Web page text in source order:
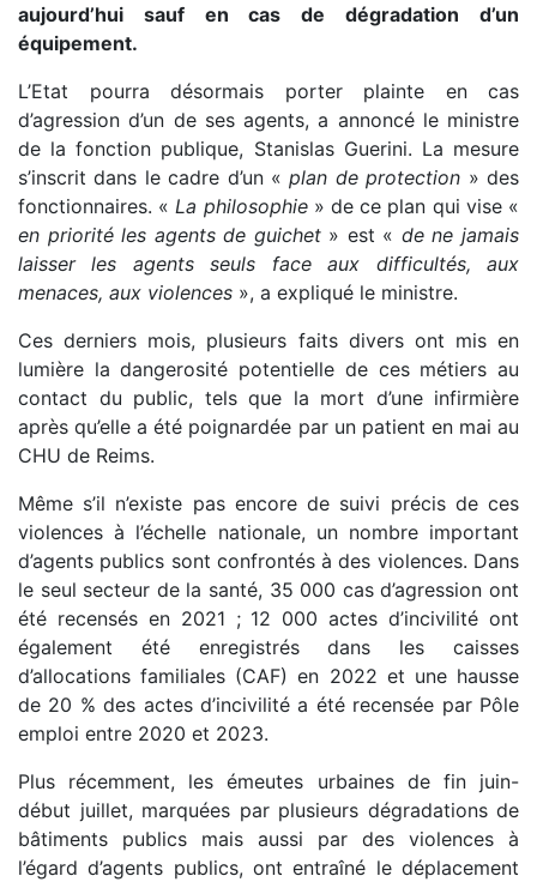
aujourd’hui sauf en cas de dégradation d’un
équipement.
L’Etat pourra désormais porter plainte en cas
d’agression d’un de ses agents, a annoncé le ministre
de la fonction publique, Stanislas Guerini. La mesure
s’inscrit dans le cadre d’un «plan de protection » des
fonctionnaires. « La philosophie» de ce plan qui vise «
en priorité les agents de guichet» est « de ne jamais
laisser les agents seuls face aux difficultés, aux
menaces, aux violences », a expliqué le ministre.
Ces derniers mois, plusieurs faits divers ont mis en
lumière la dangerosité potentielle de ces métiers au
contact du public, tels que la mort d’une infirmière
après qu’elle a été poignardée par un patient en mai au
CHU de Reims.
Même s’il n’existe pas encore de suivi précis de ces
violences à l’échelle nationale, un nombre important
d’agents publics sont confrontés à des violences. Dans
le seul secteur de la santé, 35 000 cas d’agression ont
été recensés en 2021 ; 12 000 actes d’incivilité ont
également été enregistrés dans les caisses
d’allocations familiales (CAF) en 2022 et une hausse
de 20 % des actes d’incivilité a été recensée par Pôle
emploi entre 2020 et 2023.
Plus récemment, les émeutes urbaines de fin juin-
début juillet, marquées par plusieurs dégradations de
bâtiments publics mais aussi par des violences à
l’égard d’agents publics, ont entraîné le déplacement